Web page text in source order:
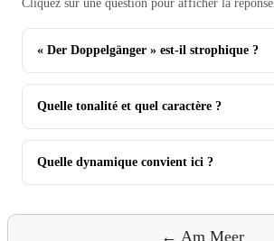
Cliquez sur une question pour afficher la réponse.
« Der Doppelgänger » est-il strophique ?
Quelle tonalité et quel caractère ?
Quelle dynamique convient ici ?
← Am Meer